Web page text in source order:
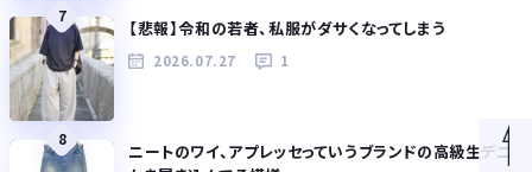
7
【悲報】令和の若者、私服がダサくなってしまう
2026.07.27 1
8
ニートのワイ、アプレッセっていうブランドの高級生デニ